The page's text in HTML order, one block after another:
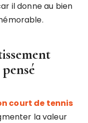
il donne au bien
court de tennis
la valeur